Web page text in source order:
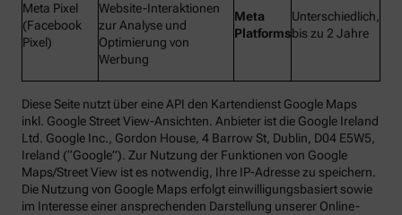
Meta Pixel
(Facebook
Pixel)
Website-Interaktionen
zur Analyse und
Optimierung von
Werbung
Meta
Platforms
Unterschiedlich,
bis zu 2 Jahre
Diese Seite nutzt über eine API den Kartendienst Google Maps
inkl. Google Street View-Ansichten. Anbieter ist die Google Ireland
Ltd. Google Inc., Gordon House, 4 Barrow St, Dublin, D04 E5W5,
Ireland (“Google”). Zur Nutzung der Funktionen von Google
Maps/Street View ist es notwendig, Ihre IP-Adresse zu speichern.
Die Nutzung von Google Maps erfolgt einwilligungsbasiert sowie
im Interesse einer ansprechenden Darstellung unserer Online-